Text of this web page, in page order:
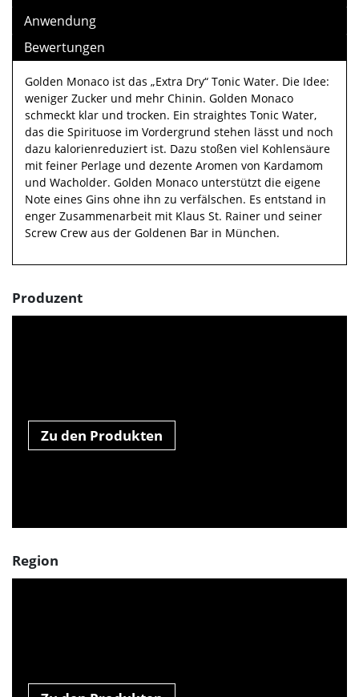
Anwendung
Bewertungen
Golden Monaco ist das „Extra Dry“ Tonic Water. Die Idee:
weniger Zucker und mehr Chinin. Golden Monaco
schmeckt klar und trocken. Ein straightes Tonic Water,
das die Spirituose im Vordergrund stehen lässt und noch
dazu kalorienreduziert ist. Dazu stoßen viel Kohlensäure
mit feiner Perlage und dezente Aromen von Kardamom
und Wacholder. Golden Monaco unterstützt die eigene
Note eines Gins ohne ihn zu verfälschen. Es entstand in
enger Zusammenarbeit mit Klaus St. Rainer und seiner
Screw Crew aus der Goldenen Bar in München.
Produzent
Zu den Produkten
Region